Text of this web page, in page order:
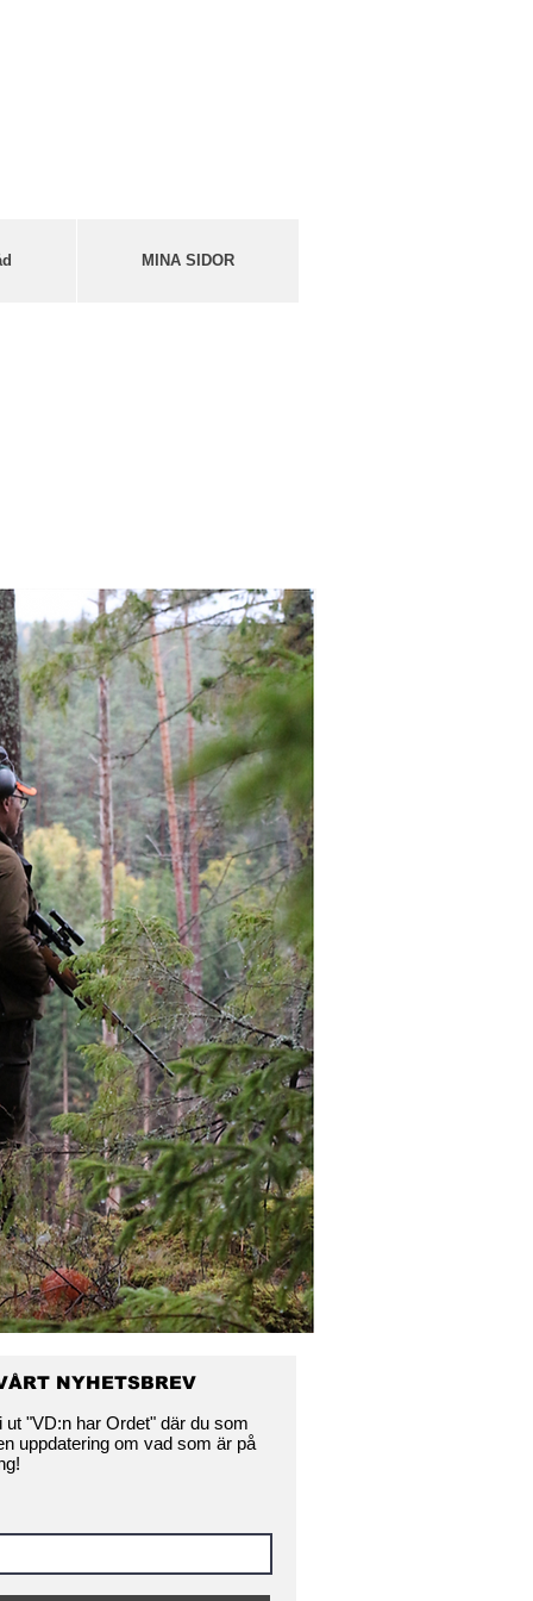
MINA SIDOR
NYHETSBREV
"VD:n har Ordet" där du som
uppdatering om vad som är på